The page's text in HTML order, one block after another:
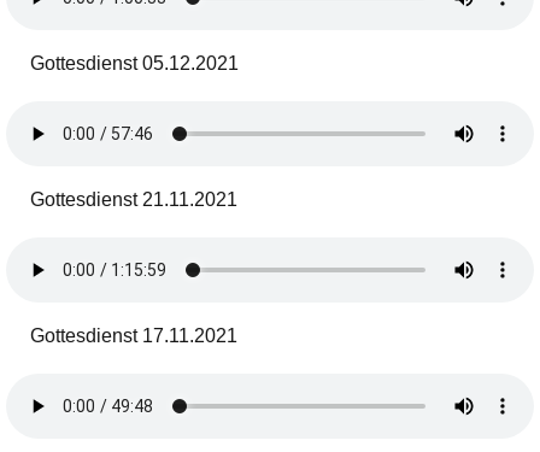
Gottesdienst 05.12.2021
Gottesdienst 21.11.2021
Gottesdienst 17.11.2021